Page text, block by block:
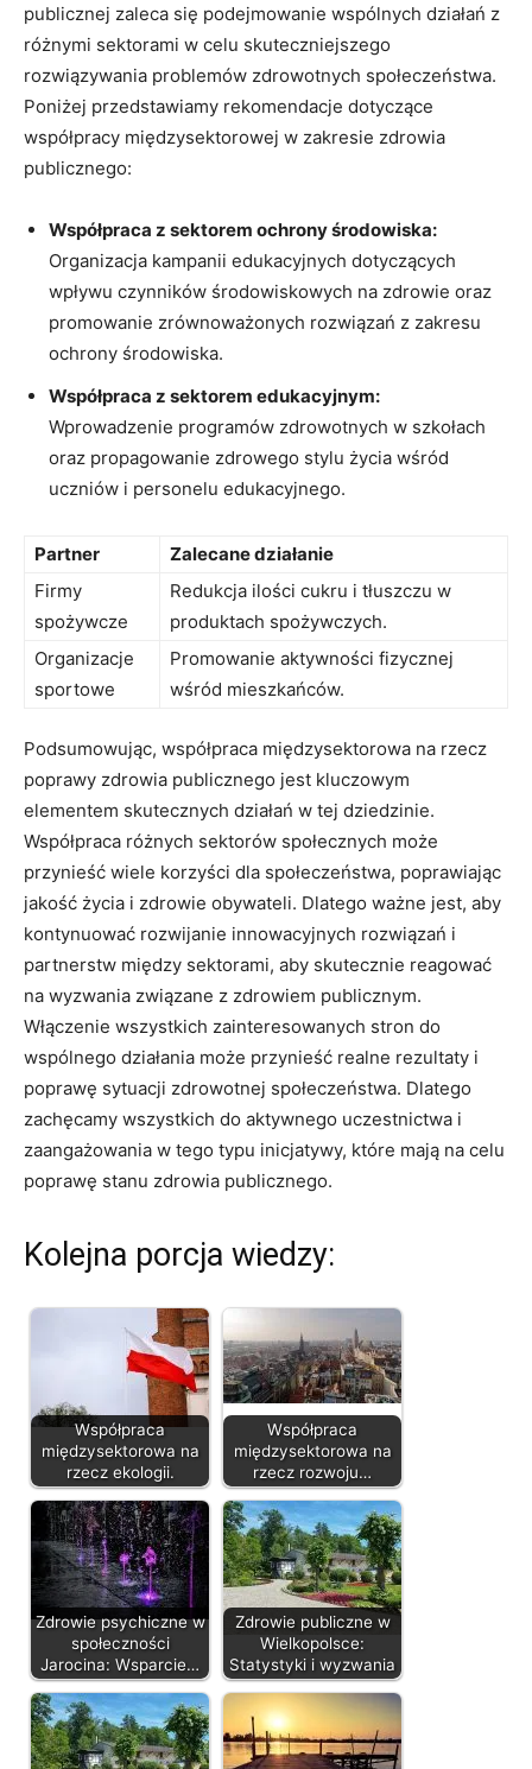
publicznej ‍zaleca się podejmowanie wspólnych działań z
różnymi sektorami⁢ w celu skuteczniejszego
rozwiązywania problemów​ zdrowotnych społeczeństwa.
Poniżej przedstawiamy rekomendacje dotyczące
współpracy ​międzysektorowej w zakresie zdrowia
publicznego:
Współpraca⁢ z sektorem ochrony środowiska:
Organizacja⁢ kampanii edukacyjnych dotyczących
wpływu czynników ⁤środowiskowych na zdrowie oraz
promowanie zrównoważonych rozwiązań z⁢ zakresu
ochrony ‌środowiska.
Współpraca z ‌sektorem ‍edukacyjnym:
Wprowadzenie programów zdrowotnych w szkołach
oraz propagowanie zdrowego stylu życia wśród
uczniów⁣ i personelu​ edukacyjnego.
Partner
Zalecane⁤ działanie
Firmy
spożywcze
Redukcja ilości cukru i tłuszczu w
produktach spożywczych.
Organizacje
sportowe
Promowanie⁢ aktywności fizycznej
wśród mieszkańców.
Podsumowując, współpraca międzysektorowa na rzecz
poprawy​ zdrowia publicznego jest⁢ kluczowym
elementem skutecznych działań w tej dziedzinie.⁢
Współpraca różnych sektorów społecznych może​
przynieść wiele korzyści dla społeczeństwa, poprawiając
jakość życia⁤ i zdrowie obywateli. Dlatego ważne jest, ‍aby
kontynuować rozwijanie innowacyjnych ⁢rozwiązań i
partnerstw między sektorami, aby skutecznie reagować⁣
na⁣ wyzwania związane z zdrowiem ​publicznym.
⁣Włączenie wszystkich⁣ zainteresowanych ⁢stron ​do ​
wspólnego działania​ może przynieść realne rezultaty i
poprawę sytuacji zdrowotnej‌ społeczeństwa. Dlatego
zachęcamy wszystkich do aktywnego uczestnictwa i
zaangażowania w tego typu inicjatywy,⁣ które​ mają na celu
poprawę ​stanu zdrowia⁢ publicznego.
Kolejna porcja wiedzy:
Współpraca
międzysektorowa na
rzecz ekologii.
Współpraca
międzysektorowa na
rzecz rozwoju…
Zdrowie psychiczne w
społeczności
Jarocina: Wsparcie…
Zdrowie publiczne w
Wielkopolsce:
Statystyki i wyzwania